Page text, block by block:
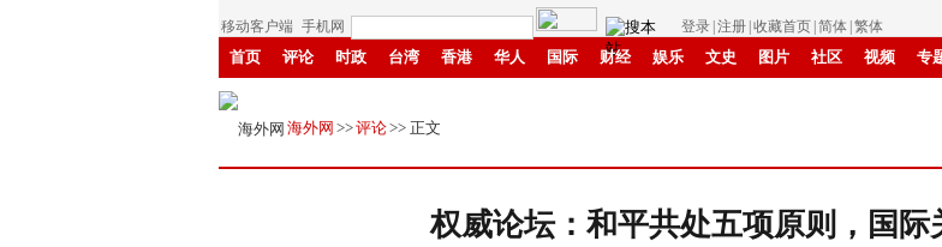
移动客户端 手机网 登录 注册 收藏首页 简体 繁体
首页 评论 时政 台湾 香港 华人 国际 财经 娱乐 文史 图片 社区 视频 专
创新
海外网 >>评论>> 正文
权威论坛：和平共处五项原则，国际